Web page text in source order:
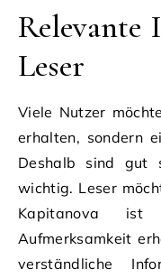
Leser
Viele Nutzer
erhalten, sondern
Deshalb sind gut
wichtig. Leser
Kapitanova
Aufmerksamkeit
verständliche